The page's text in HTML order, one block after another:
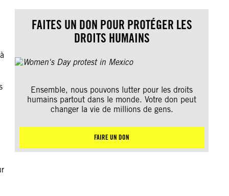
FAITES UN DON POUR PROTÉGER LES
DROITS HUMAINS
Ensemble, nous pouvons lutter pour les droits
humains partout dans le monde. Votre don peut
changer la vie de millions de gens.
FAIRE UN DON